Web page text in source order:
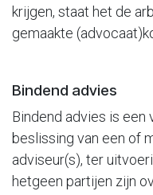
krijgen, staat het de
gemaakte
Bindend advies
Bindend advies is een
beslissing van een of
adviseur(s), ter
hetgeen partijen zijn